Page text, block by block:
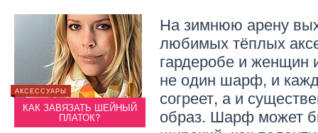
АКСЕССУАРЫ
КАК ЗАВЯЗАТЬ ШЕЙНЫЙ
ПЛАТОК?
КРАСОТА
КАК МОЖНО
ВОССТАНОВИТЬ ВОЛОСЫ
ПОСЛЕ ЗИМЫ КАК
На зимнюю арену
любимых тёплых
гардеробе и женщин
не один шарф, и
согреет, а и
образ. Шарф может